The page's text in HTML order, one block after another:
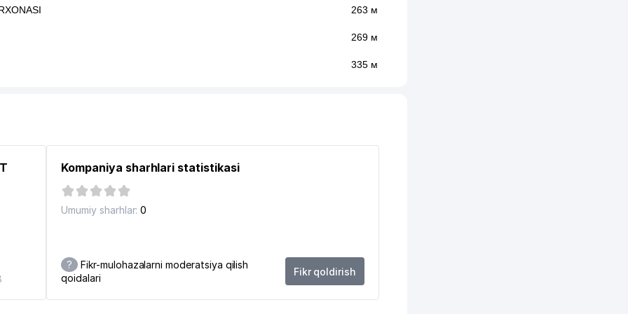
263 м
269 м
335 м
410 м
459 м
465 м
Kompaniya sharhlari statistikasi
Umumiy sharhlar: 0
?
Fikr-mulohazalarni moderatsiya qilish
qoidalari
Fikr qoldirish